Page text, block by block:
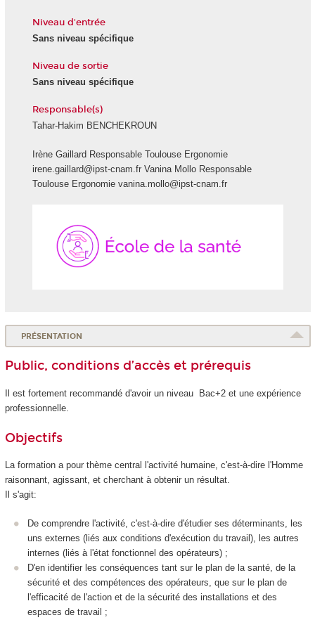
Niveau d'entrée
Sans niveau spécifique
Niveau de sortie
Sans niveau spécifique
Responsable(s)
Tahar-Hakim BENCHEKROUN
Irène Gaillard Responsable Toulouse Ergonomie
irene.gaillard@ipst-cnam.fr Vanina Mollo Responsable
Toulouse Ergonomie vanina.mollo@ipst-cnam.fr
PRÉSENTATION
Public, conditions d’accès et prérequis
Il est fortement recommandé d'avoir un niveau Bac+2 et une expérience
professionnelle.
Objectifs
La formation a pour thème central l'activité humaine, c'est-à-dire l'Homme
raisonnant, agissant, et cherchant à obtenir un résultat.
Il s'agit:
De comprendre l'activité, c'est-à-dire d'étudier ses déterminants, les
uns externes (liés aux conditions d'exécution du travail), les autres
internes (liés à l'état fonctionnel des opérateurs) ;
D'en identifier les conséquences tant sur le plan de la santé, de la
sécurité et des compétences des opérateurs, que sur le plan de
l'efficacité de l'action et de la sécurité des installations et des
espaces de travail ;